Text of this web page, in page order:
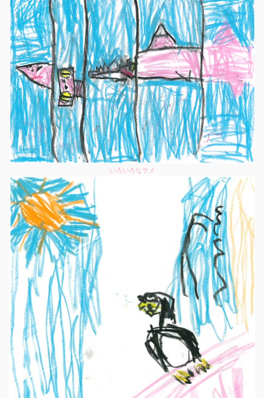
いろいろなサメ